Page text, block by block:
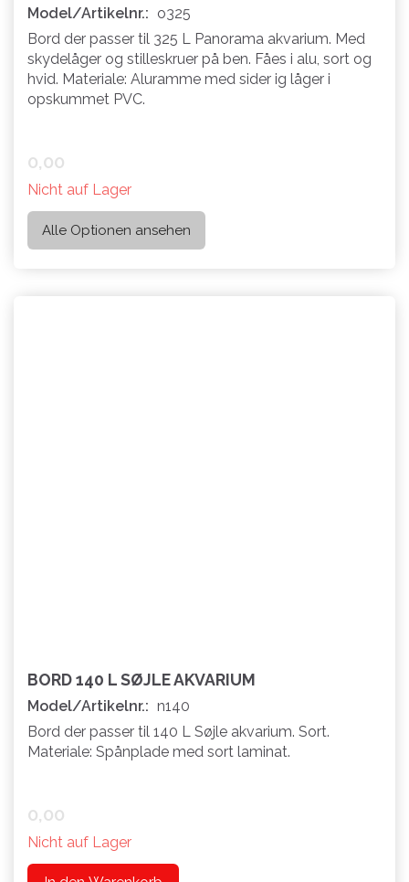
Model/Artikelnr.: o325
Bord der passer til 325 L Panorama akvarium. Med
skydelåger og stilleskruer på ben. Fåes i alu, sort og
hvid. Materiale: Aluramme med sider ig låger i
opskummet PVC.
0,00
Nicht auf Lager
Alle Optionen ansehen
BORD 140 L SØJLE AKVARIUM
Model/Artikelnr.: n140
Bord der passer til 140 L Søjle akvarium. Sort.
Materiale: Spånplade med sort laminat.
0,00
Nicht auf Lager